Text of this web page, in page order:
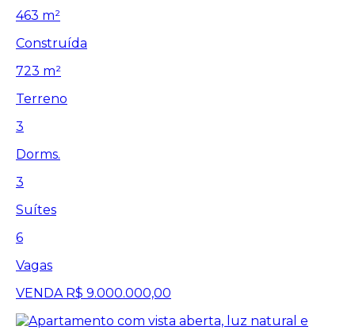
463 m²
Construída
723 m²
Terreno
3
Dorms.
3
Suítes
6
Vagas
VENDA R$ 9.000.000,00